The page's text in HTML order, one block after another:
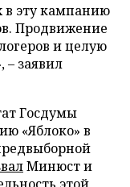
в эту кампанию
Продвижение
и целую
– заявил
Госдумы
«Яблоко» в
Минюст и